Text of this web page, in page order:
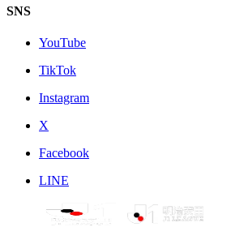
SNS
YouTube
TikTok
Instagram
X
Facebook
LINE